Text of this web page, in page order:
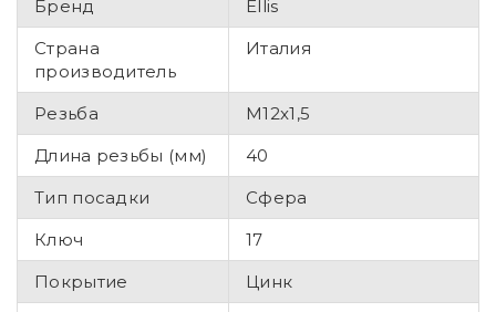
Бренд
Ellis
Страна
производитель
Италия
Резьба
M12x1,5
Длина резьбы (мм)
40
Тип посадки
Сфера
Ключ
17
Покрытие
Цинк